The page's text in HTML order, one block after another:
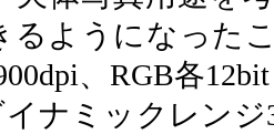
るようになった
、RGB各
ナミックレンジ